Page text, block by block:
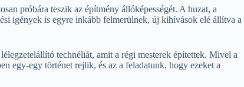
próbára teszik az építmény állóképességét. A huzat, a
igények is egyre inkább felmerülnek, új kihívások elé állítva a
technéliát, amit a régi mesterek építettek. Mivel a
egy-egy történet rejlik, és az a feladatunk, hogy ezeket a